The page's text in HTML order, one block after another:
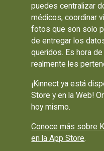
puedes centralizar
médicos, coordinar
fotos que son solo
de entregar los
queridos. Es hora
realmente les
¡Kinnect ya está
Store y en la Web!
hoy mismo.
Conoce más sobre
en la App Store.